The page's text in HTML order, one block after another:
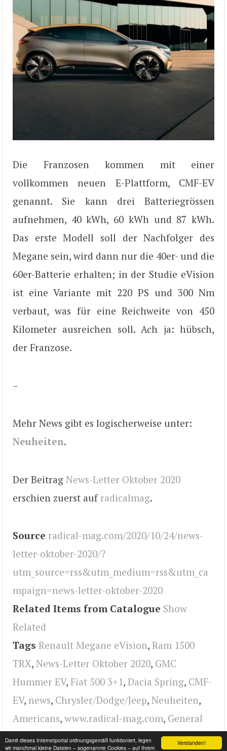
Verstanden!
Damit dieses Internetportal ordnungsgemäß funktioniert, legen
wir manchmal kleine Dateien – sogenannte Cookies – auf Ihrem
Die Franzosen kommen mit einer
vollkommen neuen E-Plattform, CMF-EV
genannt. Sie kann drei Batteriegrössen
aufnehmen, 40 kWh, 60 kWh und 87 kWh.
Das erste Modell soll der Nachfolger des
Megane sein, wird dann nur die 40er- und die
60er-Batterie erhalten; in der Studie eVision
ist eine Variante mit 220 PS und 300 Nm
verbaut, was für eine Reichweite von 450
Kilometer ausreichen soll. Ach ja: hübsch,
der Franzose.
–
Mehr News gibt es logischerweise unter:
Neuheiten.
Der Beitrag News-Letter Oktober 2020
erschien zuerst auf radicalmag.
Source radical-mag.com/2020/10/24/news-
letter-oktober-2020/?
utm_source=rss&utm_medium=rss&utm_ca
mpaign=news-letter-oktober-2020
Related Items from Catalogue Show
Related
Tags Renault Megane eVision, Ram 1500
TRX, News-Letter Oktober 2020, GMC
Hummer EV, Fiat 500 3+1, Dacia Spring, CMF-
EV, news, Chrysler/Dodge/Jeep, Neuheiten,
Americans, www.radical-mag.com, General
Motors,radical